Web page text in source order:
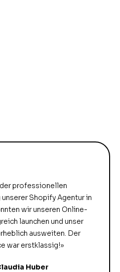
professionellen
Shopify Agentur in
wir unseren Online-
launchen und unser
ausweiten. Der
war erstklassig!»
Huber